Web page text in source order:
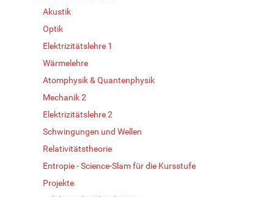
Akustik
Optik
Elektrizitätslehre 1
Wärmelehre
Atomphysik & Quantenphysik
Mechanik 2
Elektrizitätslehre 2
Schwingungen und Wellen
Relativitätstheorie
Entropie - Science-Slam für die Kursstufe
Projekte